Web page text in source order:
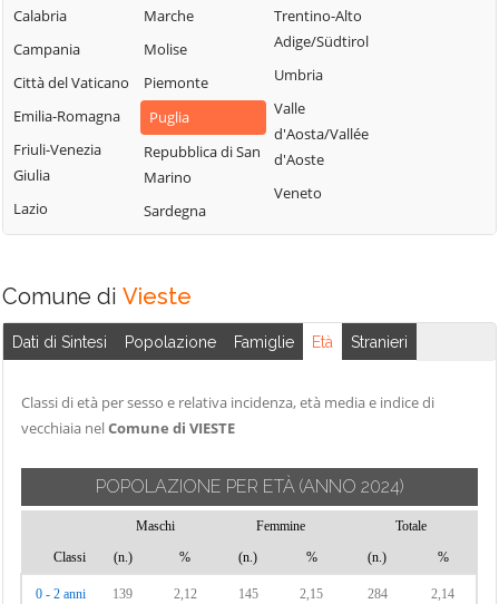
della Daunia
Celenza
Valfortore
Celle di San Vito
Cerignola
Chieuti
Peschici
Pietramontecorvino
Poggio Imperiale
Rignano
Garganico
Rocchetta
Troia
Vico del Gargano
Vieste
Volturara Appula
Volturino
Calabria
Campania
Città del Vaticano
Emilia-Romagna
Friuli-Venezia
Giulia
Lazio
Marche
Molise
Piemonte
Puglia
Repubblica di San
Marino
Sardegna
Trentino-Alto
Adige/Südtirol
Umbria
Valle
d'Aosta/Vallée
d'Aoste
Veneto
Comune di Vieste
Dati di Sintesi Popolazione Famiglie Età Stranieri
Classi di età per sesso e relativa incidenza, età media e indice di
vecchiaia nelComune di VIESTE
POPOLAZIONE PER ETÀ (ANNO 2024)
Maschi Femmine
Totale
Classi
(n.) % (n.) % (n.) %
0 - 2 anni 139 2,12 145 2,15 284 2,14